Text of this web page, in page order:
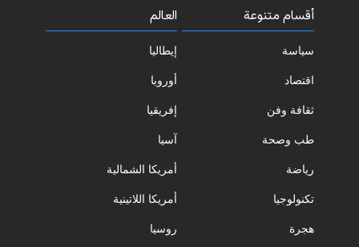
أقسام متنوعة
سياسة
اقتصاد
ثقافة وفن
طب وصحة
رياضة
تكنولوجيا
هجرة
العالم
إيطاليا
أوروبا
إفريقيا
آسيا
أمريكا الشمالية
أمريكا اللاتينية
روسيا